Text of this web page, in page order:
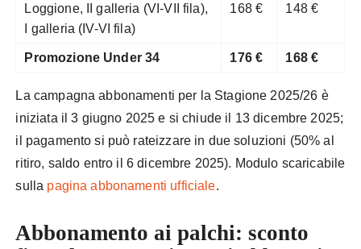
Loggione, II galleria (VI-VII fila),
I galleria (IV-VI fila)
168 € 148 €
Promozione Under 34 176 € 168 €
La campagna abbonamenti per la Stagione 2025/26 è
iniziata il 3 giugno 2025 e si chiude il 13 dicembre 2025;
il pagamento si può rateizzare in due soluzioni (50% al
ritiro, saldo entro il 6 dicembre 2025). Modulo scaricabile
sulla pagina abbonamenti ufficiale.
Abbonamento ai palchi: sconto